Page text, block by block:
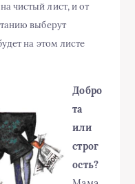
чистый лист, и от
выберут
на этом листе
Добро
та
или
строг
ость?